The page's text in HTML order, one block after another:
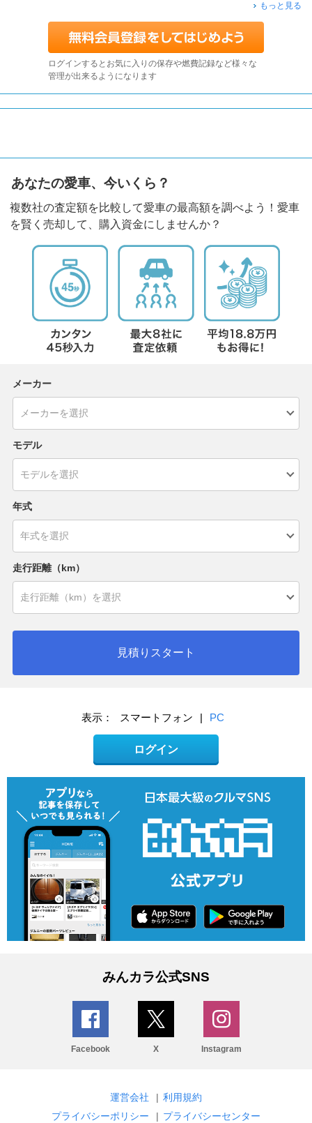
もっと見る
ログインするとお気に入りの保存や燃費記録など様々な
管理が出来るようになります
あなたの愛車、今いくら？
複数社の査定額を比較して愛車の最高額を調べよう！愛車
を賢く売却して、購入資金にしませんか？
メーカー
モデル
年式
走行距離（km）
見積りスタート
表示： スマートフォン | PC
ログイン
みんカラ公式SNS
Facebook X Instagram
運営会社 | 利用規約
プライバシーポリシー
| プライバシーセンター